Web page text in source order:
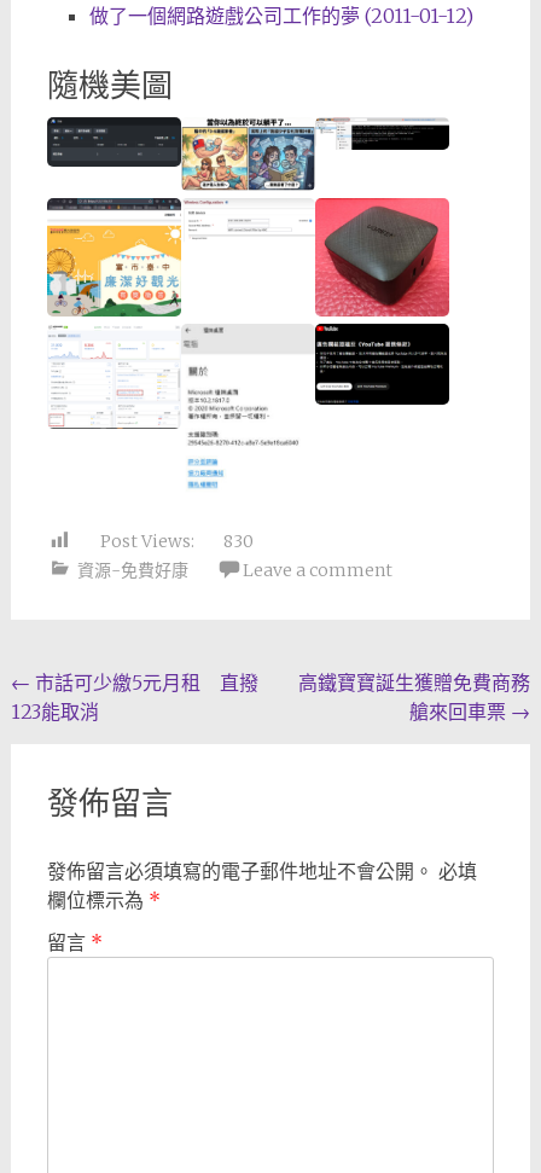
做了一個網路遊戲公司工作的夢 (2011-01-12)
隨機美圖
Post Views:
830
資源-免費好康
Leave a comment
Post
navigation
← 市話可少繳5元月租 直撥
123能取消
高鐵寶寶誕生獲贈免費商務
艙來回車票 →
發佈留言
發佈留言必須填寫的電子郵件地址不會公開。 必填
欄位標示為 *
留言 *